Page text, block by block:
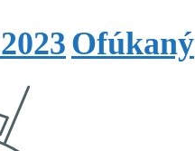
Ofúkaný